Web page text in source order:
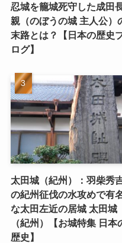
忍城を籠城死守した成田
親（のぼうの城 主人公）
末路とは？【日本の歴史
ログ】
太田城（紀州）：羽柴秀
の紀州征伐の水攻めで有
な太田左近の居城 太田城
（紀州）【お城特集 日本
歴史】